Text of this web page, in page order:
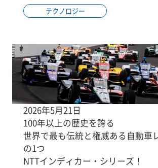
テクノロジー
2026年5月21日
100年以上の歴史を誇る
世界で最も伝統と権威ある自動車
の1つ
NTTインディカー・シリーズ！